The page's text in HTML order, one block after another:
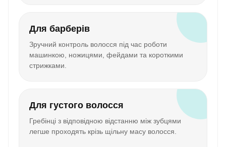
Для барберів
Зручний контроль волосся під час роботи
машинкою, ножицями, фейдами та короткими
стрижками.
Для густого волосся
Гребінці з відповідною відстанню між зубцями
легше проходять крізь щільну масу волосся.